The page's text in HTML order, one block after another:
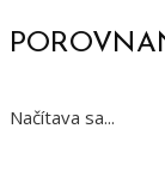
Načítava sa...